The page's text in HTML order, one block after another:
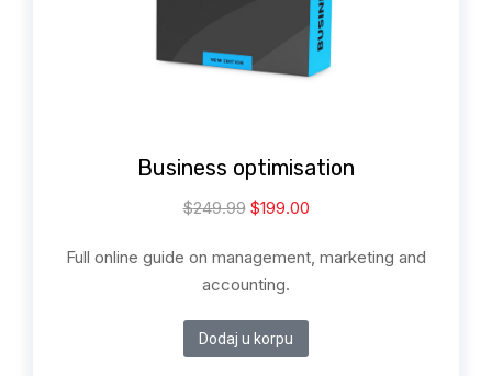
Business optimisation
$249.99 $199.00
Full online guide on management, marketing and
accounting.
Dodaj u korpu